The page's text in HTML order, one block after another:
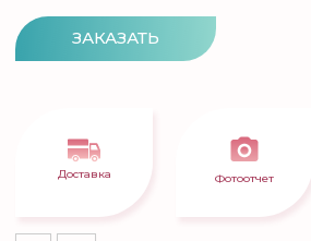
ЗАКАЗАТЬ
Доставка Фотоотчет